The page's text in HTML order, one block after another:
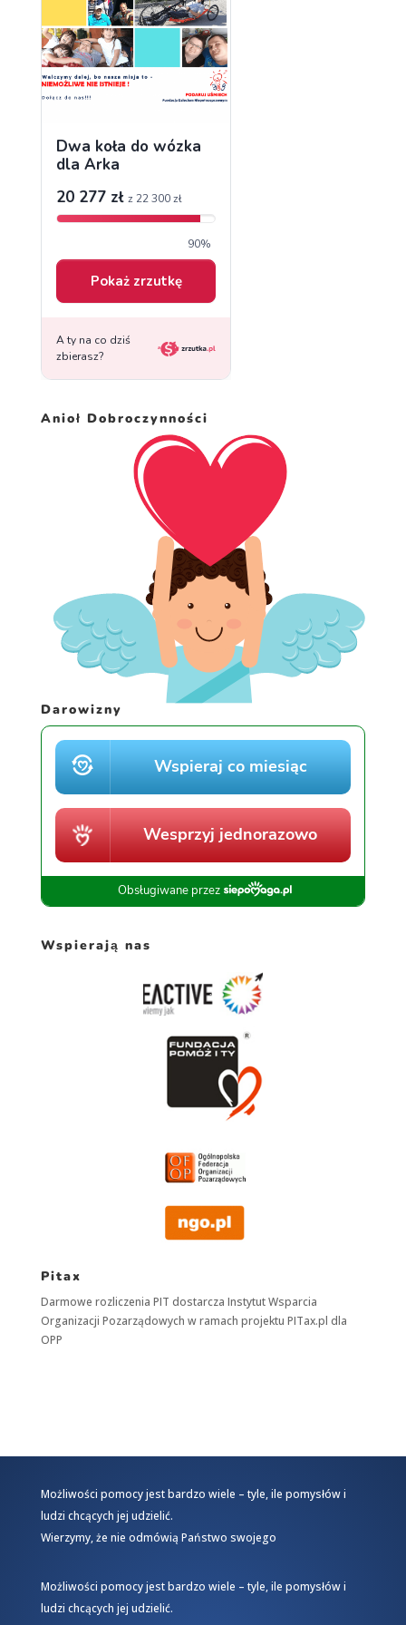
Anioł Dobroczynności
Darowizny
Wspierają nas
Pitax
Darmowe rozliczenia PIT dostarcza Instytut Wsparcia
Organizacji Pozarządowych w ramach projektu PITax.pl dla
OPP
Możliwości pomocy jest bardzo wiele – tyle, ile pomysłów i
ludzi chcących jej udzielić.
Wierzymy, że nie odmówią Państwo swojego
Możliwości pomocy jest bardzo wiele – tyle, ile pomysłów i
ludzi chcących jej udzielić.